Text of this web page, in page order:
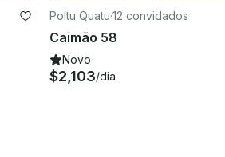
Poltu Quatu·12 convidados
Caimão 58
Novo
$2,103/dia